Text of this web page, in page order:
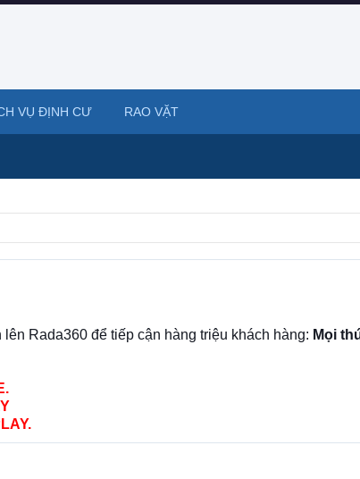
Rada360 để tiếp cận hàng triệu khách hàng: Mọi
VỤ ĐỊNH CƯ RAO VẶT